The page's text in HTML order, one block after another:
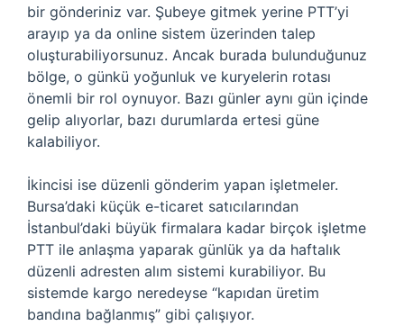
bir gönderiniz var. Şubeye gitmek yerine PTT’yi
arayıp ya da online sistem üzerinden talep
oluşturabiliyorsunuz. Ancak burada bulunduğunuz
bölge, o günkü yoğunluk ve kuryelerin rotası
önemli bir rol oynuyor. Bazı günler aynı gün içinde
gelip alıyorlar, bazı durumlarda ertesi güne
kalabiliyor.
İkincisi ise düzenli gönderim yapan işletmeler.
Bursa’daki küçük e-ticaret satıcılarından
İstanbul’daki büyük firmalara kadar birçok işletme
PTT ile anlaşma yaparak günlük ya da haftalık
düzenli adresten alım sistemi kurabiliyor. Bu
sistemde kargo neredeyse “kapıdan üretim
bandına bağlanmış” gibi çalışıyor.